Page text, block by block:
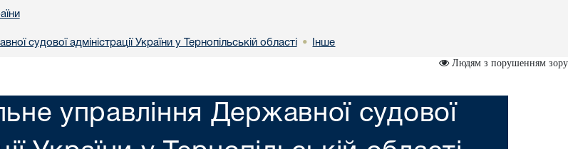
судової адміністрації України у Тернопільській області • Інше
Людям з порушенням зору
управління Державної судової